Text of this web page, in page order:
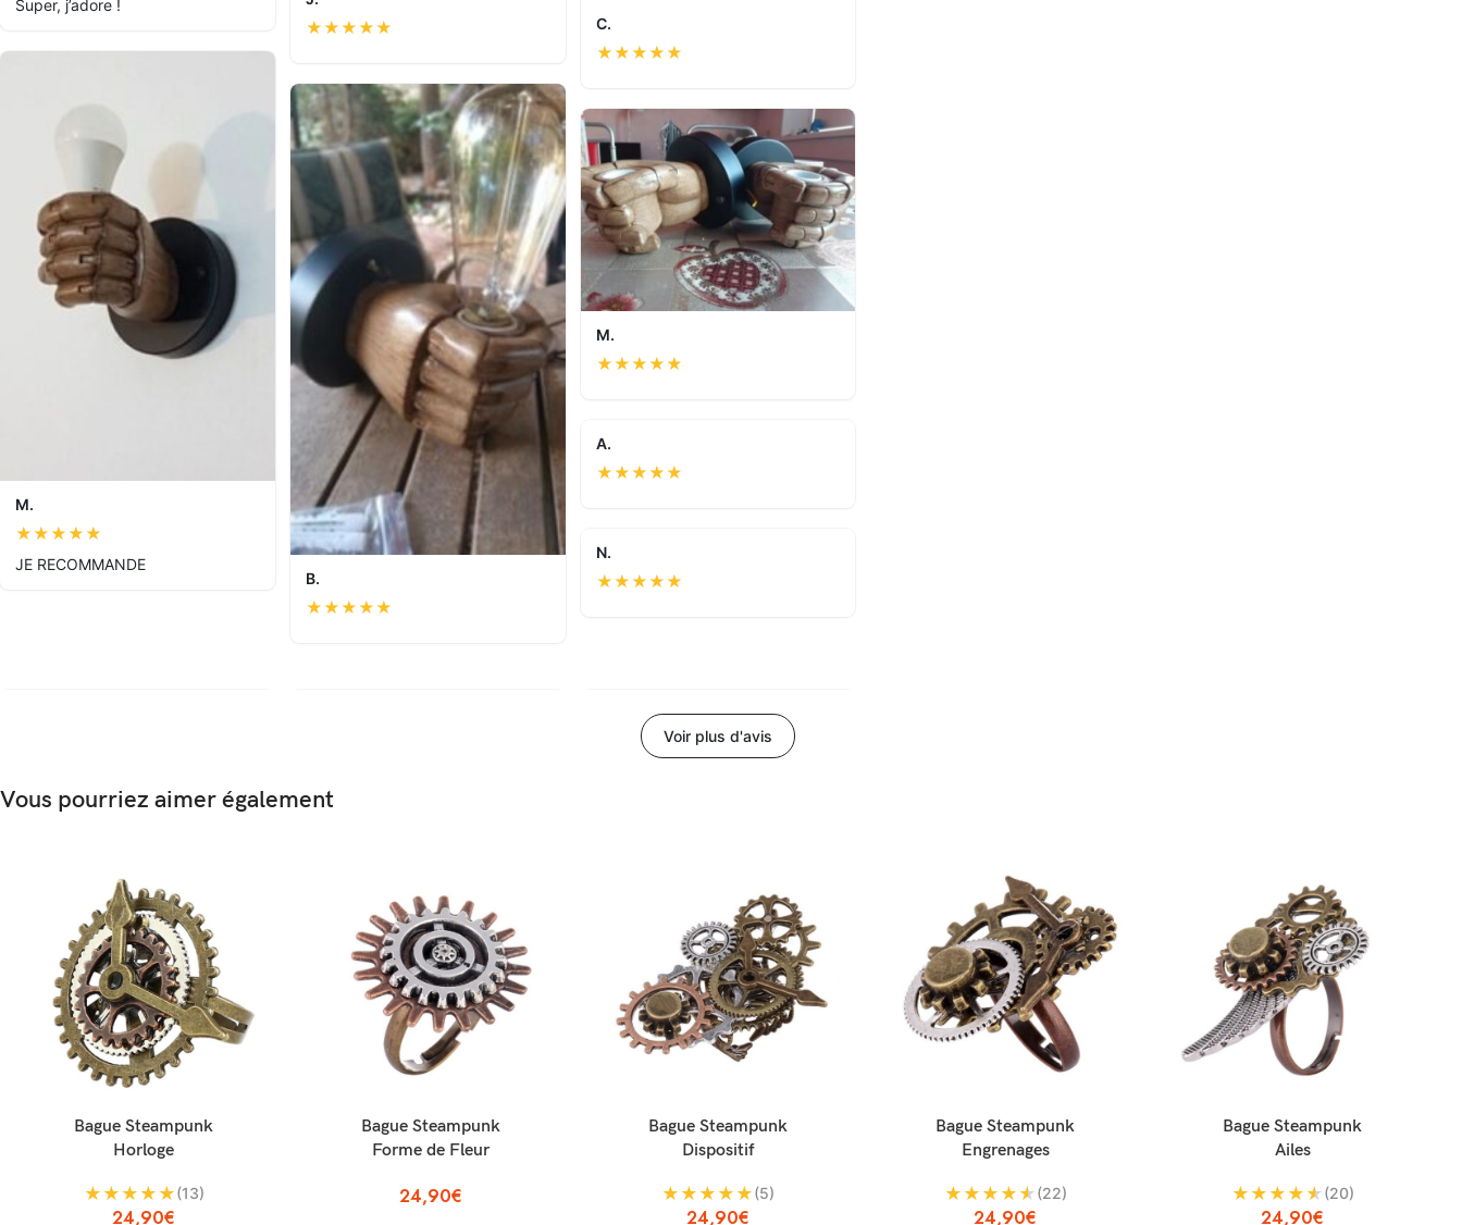
Super, j’adore !
M.
★★★★★
JE RECOMMANDE
★★★★★
B.
★★★★★
C.
★★★★★
M.
★★★★★
A.
★★★★★
N.
★★★★★
Voir plus d'avis
Vous pourriez aimer également
AJOUTER AU PANIER
Bague Steampunk
Horloge
★ ★ ★ ★ ★(13)
24,90€
AJOUTER AU PANIER
Bague Steampunk
Forme de Fleur
24,90€
AJOUTER AU PANIER
Bague Steampunk
Dispositif
★ ★ ★ ★ ★(5)
24,90€
AJOUTER AU PANIER
Bague Steampunk
Engrenages
★ ★ ★ ★ ★ (22)
24,90€
AJOUTER AU PANIER
Bague Steampunk
Ailes
★ ★ ★ ★ ★ (20)
24,90€